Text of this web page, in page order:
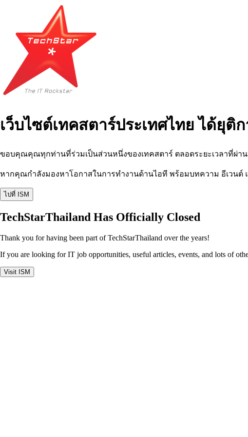
เว็บไซต์เทคสตาร์ประเทศไทย ได้ยุติ
ขอบคุณคุณทุกท่านที่ร่วมเป็นส่วนหนึ่งของเทคสตาร์ ตลอดระยะเวลาที่ผ่า
หากคุณกำลังมองหาโอกาสในการทำงานด้านไอที พร้อมบทความ อีเวนต์
ไปที่ ISM
TechStarThailand Has Officially Closed
Thank you for having been part of TechStarThailand over the years!
If you are looking for IT job opportunities, useful articles, events, and lots of
Visit ISM